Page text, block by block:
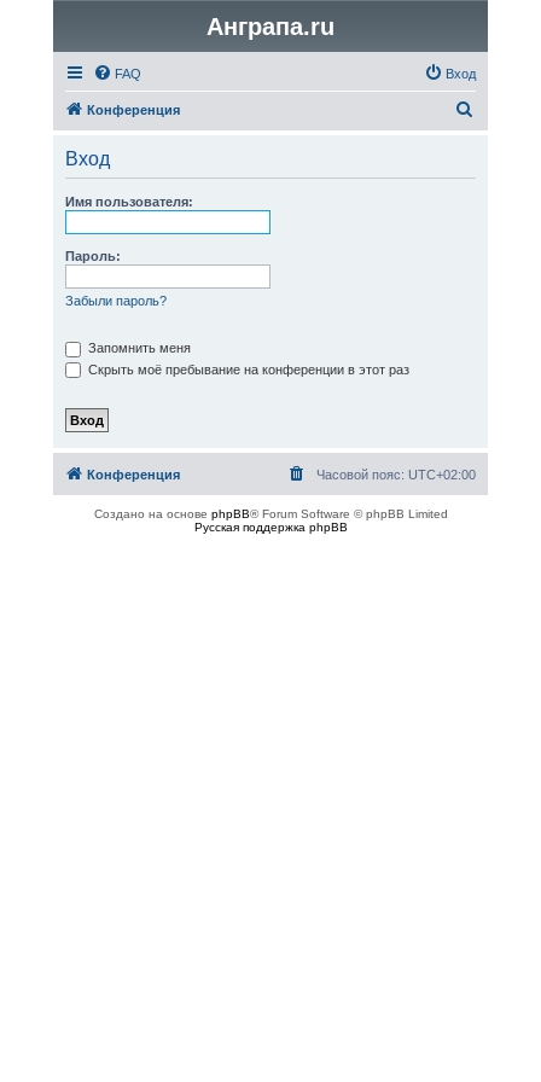
Анграпа.ru
FAQ Вход
Конференция
Вход
Имя пользователя:
Пароль:
Забыли пароль?
Запомнить меня
Скрыть моё пребывание на конференции в этот раз
Конференция Часовой пояс: UTC+02:00
Создано на основе phpBB® Forum Software © phpBB Limited
Русская поддержка phpBB